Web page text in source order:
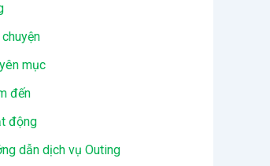
chuyện
mục
đến
động
dẫn dịch vụ Outing